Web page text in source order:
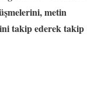
metin
takip ederek takip